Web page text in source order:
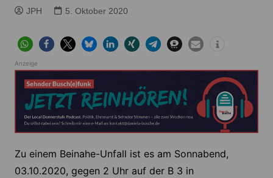
JPH 5. Oktober 2020
Anzeige
Zu einem Beinahe-Unfall ist es am Sonnabend,
03.10.2020, gegen 2 Uhr auf der B 3 in